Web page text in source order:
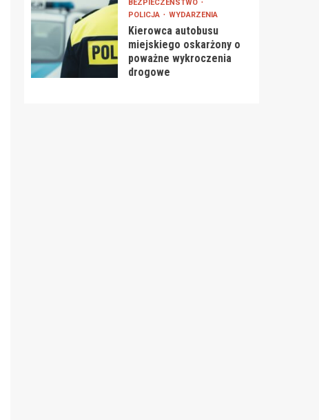
BEZPIECZEŃSTWO
POLICJA
WYDARZENIA
Kierowca autobusu
miejskiego oskarżony o
poważne wykroczenia
drogowe